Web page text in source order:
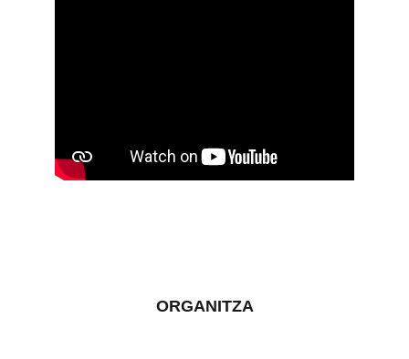
ORGANITZA